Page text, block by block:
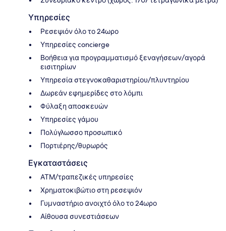
Υπηρεσίες
Ρεσεψιόν όλο το 24ωρο
Υπηρεσίες concierge
Βοήθεια για προγραμματισμό ξεναγήσεων/αγορά
εισιτηρίων
Υπηρεσία στεγνοκαθαριστηρίου/πλυντηρίου
Δωρεάν εφημερίδες στο λόμπι
Φύλαξη αποσκευών
Υπηρεσίες γάμου
Πολύγλωσσο προσωπικό
Πορτιέρης/θυρωρός
Εγκαταστάσεις
ΑΤΜ/τραπεζικές υπηρεσίες
Χρηματοκιβώτιο στη ρεσεψιόν
Γυμναστήριο ανοιχτό όλο το 24ωρο
Αίθουσα συνεστιάσεων